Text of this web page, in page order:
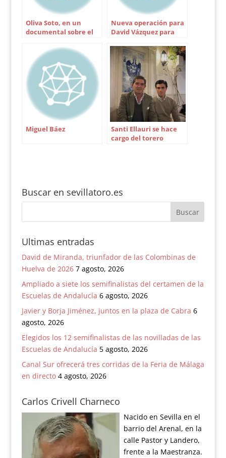
Oliva Soto, en un
documental sobre el
Nueva operación para
David Vázquez para
codo
Miguel Báez
Santi Ellauri se hace
cargo del torero
Buscar en sevillatoro.es
Ultimas entradas
David de Miranda, triunfador de las Colombinas de
Huelva de 2026 7 agosto, 2026
Ampliado a siete los semifinalistas del certamen de la
Escuelas de Andalucía 6 agosto, 2026
Javier y Borja Jiménez, juntos en la plaza de Cabra 6
agosto, 2026
Elegidos los 12 semifinalistas de las novilladas de las
Escuelas de Andalucía 5 agosto, 2026
Canal Sur ofrecerá tres corridas de la Feria de Málaga
en directo 4 agosto, 2026
Carlos Crivell Charneco
Nacido en Sevilla en el
barrio del Arenal, en la
calle Pastor y Landero,
frente a la Maestranza.